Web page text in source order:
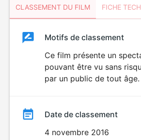
CLASSEMENT DU FILM FICHE
ClassementClassement
Motifs de classement
Ce film présente un
pouvant être vu sans
par un public de tout âge.
Date de classement
4 novembre 2016